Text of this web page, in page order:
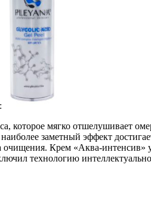
которое мягко отшелушивает
заметный эффект
Крем «Аква-интенсив»
технологию